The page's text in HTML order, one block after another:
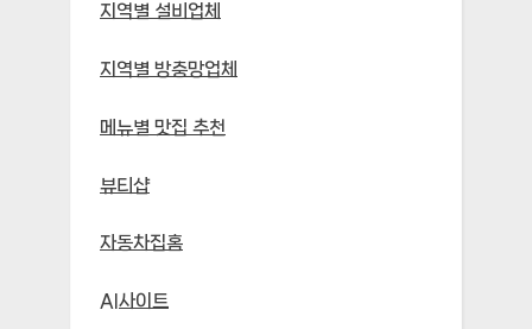
지역별 설비업체
지역별 방충망업체
메뉴별 맛집 추천
뷰티샵
자동차집홈
AI사이트